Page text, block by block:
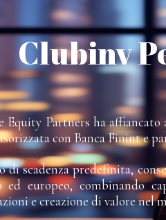
Clubinv
Equity Partners ha
con Banca Finint e
di scadenza predefinita,
europeo, combinando
e creazione di valore nel